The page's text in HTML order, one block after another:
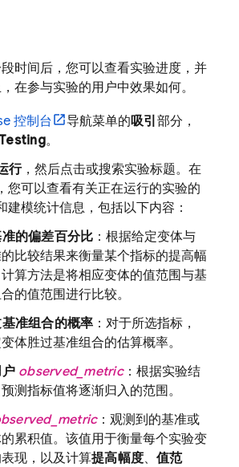
时间后，您可以查看实验进度，并
在参与实验的用户中效果如何。
控制台 导航菜单的吸引 部分，
。
行，然后点击或搜索实验标题。在
您可以查看有关正在运行的实验的
建模统计信息，包括以下内容：
的偏差百分比 ：根据给定变体与
比较结果来衡量某个指标的提高幅
算方法是将相应变体的值范围与基
的值范围进行比较。
准组合的概率 ：对于所选指标，
体胜过基准组合的估算概率。
observed_metric：根据实验结
测指标值将逐渐归入的范围。
：观测到的基准或
累积值。该值用于衡量每个实验变
现，以及计算提高幅度、 值范